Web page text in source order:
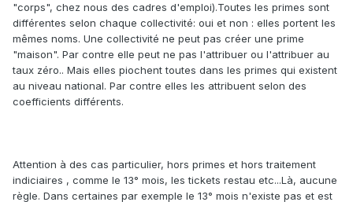
"corps", chez nous des cadres d'emploi).Toutes les primes sont
différentes selon chaque collectivité: oui et non : elles portent les
mêmes noms. Une collectivité ne peut pas créer une prime
"maison". Par contre elle peut ne pas l'attribuer ou l'attribuer au
taux zéro.. Mais elles piochent toutes dans les primes qui existent
au niveau national. Par contre elles les attribuent selon des
coefficients différents.
Attention à des cas particulier, hors primes et hors traitement
indiciaires , comme le 13° mois, les tickets restau etc...Là, aucune
règle. Dans certaines par exemple le 13° mois n'existe pas et est